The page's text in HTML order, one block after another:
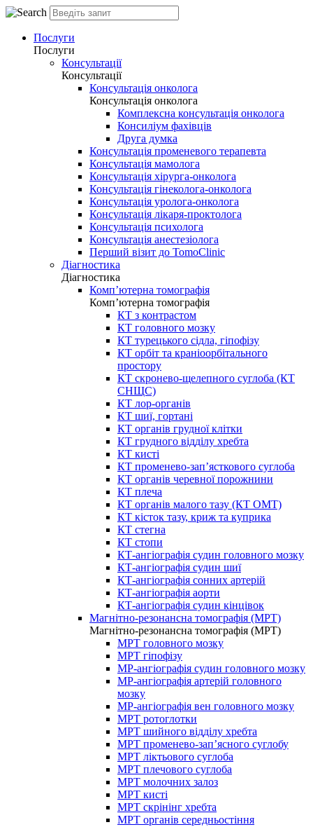
Послуги
Послуги
Консультації
Консультації
Консультація онколога
Консультація онколога
Комплексна консультація онколога
Консиліум фахівців
Друга думка
Консультація променевого терапевта
Консультація мамолога
Консультація хірурга-онколога
Консультація гінеколога-онколога
Консультація уролога-онколога
Консультація лікаря-проктолога
Консультація психолога
Консультація анестезіолога
Перший візит до TomoClinic
Діагностика
Діагностика
Комп’ютерна томографія
Комп’ютерна томографія
КТ з контрастом
КТ головного мозку
КТ турецького сідла, гіпофізу
КТ орбіт та краніоорбітального
простору
КТ скронево-щелепного суглоба (КТ
СНЩС)
КТ лор-органів
КТ шиї, гортані
КТ органів грудної клітки
КТ грудного відділу хребта
КТ кисті
КТ променево-зап’ясткового суглоба
КТ органів черевної порожнини
КТ плеча
КТ органів малого тазу (КТ ОМТ)
КТ кісток тазу, криж та куприка
КТ стегна
КТ стопи
КТ-ангіографія судин головного мозку
КТ-ангіографія судин шиї
КТ-ангіографія сонних артерій
КТ-ангіографія аорти
КТ-ангіографія судин кінцівок
Магнітно-резонансна томографія (МРТ)
Магнітно-резонансна томографія (МРТ)
МРТ головного мозку
МРТ гіпофізу
МР-ангіографія судин головного мозку
МР-ангіографія артерій головного
мозку
МР-ангіографія вен головного мозку
МРТ ротоглотки
МРТ шийного відділу хребта
МРТ променево-зап’ясного суглобу
МРТ ліктьового суглоба
МРТ плечового суглоба
МРТ молочних залоз
МРТ кисті
МРТ скрінінг хребта
МРТ органів середньостіння